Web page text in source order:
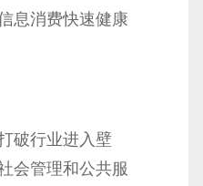
息消费快速健康
破行业进入壁
会管理和公共服